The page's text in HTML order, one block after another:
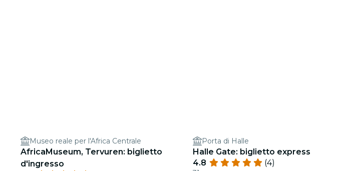
Museo reale per l'Africa Centrale
AfricaMuseum, Tervuren: biglietto
d'ingresso
Porta di Halle
Halle Gate: biglietto express
4.8
(4)